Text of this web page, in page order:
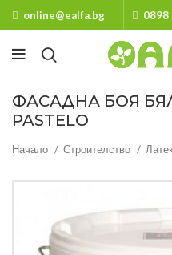
online@ealfa.bg 0898
ФАСАДНА БОЯ
PASTELO
Начало Строителство